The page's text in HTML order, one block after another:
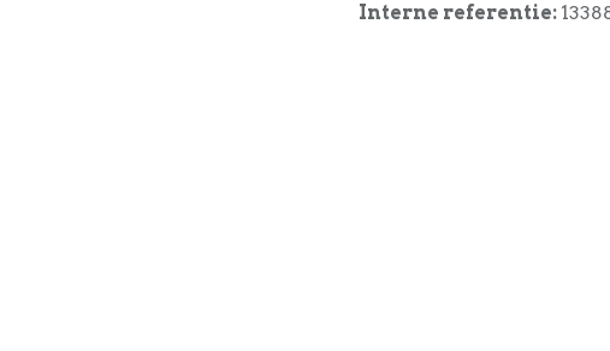
Interne referentie: